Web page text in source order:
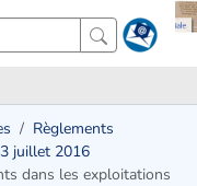
Règlements
juillet 2016
dans les exploitations